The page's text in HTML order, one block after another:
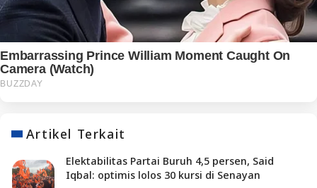
Artikel Terkait
Elektabilitas Partai Buruh 4,5 persen, Said
Iqbal: optimis lolos 30 kursi di Senayan